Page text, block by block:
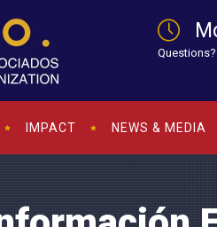
Questions?
IMPACT NEWS & MEDIA